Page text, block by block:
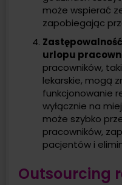
może wspierać
zapobiegając
urlopu
pracowników,
lekarskie, mogą
funkcjonowanie
wyłącznie na
może szybko
pracowników,
pacjentów i
Outsourcing